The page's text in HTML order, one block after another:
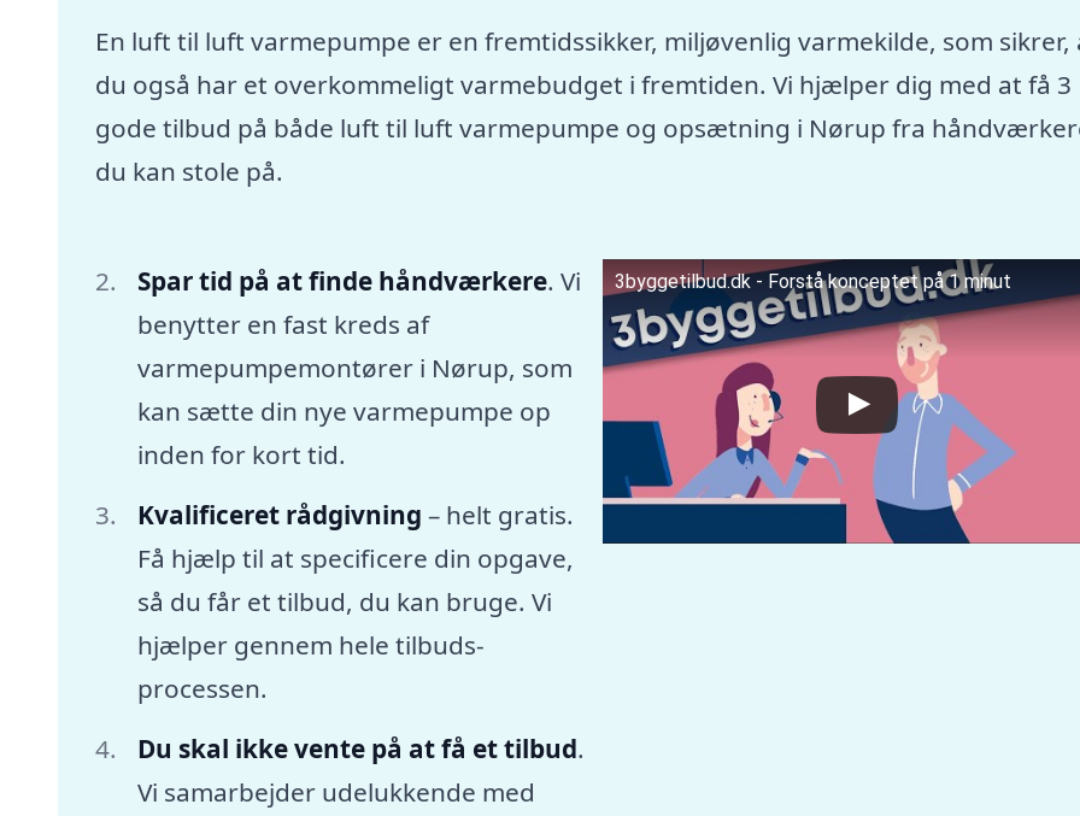
En luft til luft varmepumpe er en fremtidssikker, miljøvenlig varmekilde, som sikrer,
du også har et overkommeligt varmebudget i fremtiden. Vi hjælper dig med at få 3
gode tilbud på både luft til luft varmepumpe og opsætning i Nørup fra
du kan stole på.
Spar tid på at finde håndværkere. Vi
benytter en fast kreds af
varmepumpemontører i Nørup, som
kan sætte din nye varmepumpe op
inden for kort tid.
Kvalificeret rådgivning – helt gratis.
Få hjælp til at specificere din opgave,
så du får et tilbud, du kan bruge. Vi
hjælper gennem hele tilbuds-
processen.
Du skal ikke vente på at få et tilbud.
Vi samarbejder udelukkende med
3byggetilbud.dk - Forstå konceptet på 1 minut